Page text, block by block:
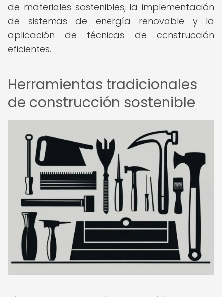
de materiales sostenibles, la implementación
de sistemas de energía renovable y la
aplicación de técnicas de construcción
eficientes.
Herramientas tradicionales
de construcción sostenible